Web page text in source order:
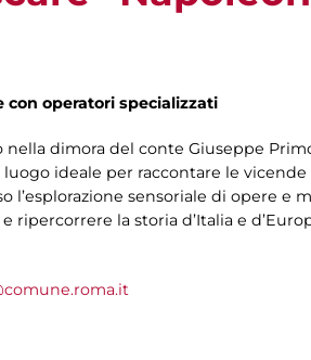
operatori specializzati
nella dimora del conte Giuseppe
luogo ideale per raccontare le
l’esplorazione sensoriale di opere
ripercorrere la storia d’Italia e